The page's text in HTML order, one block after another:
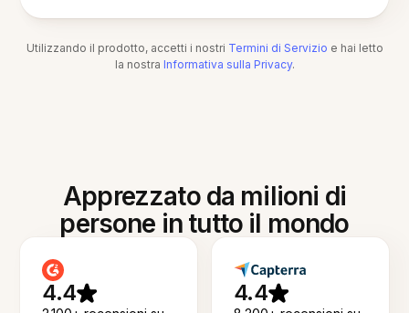
Utilizzando il prodotto, accetti i nostri Termini di Servizio e hai letto
la nostra Informativa sulla Privacy.
Apprezzato da milioni di
persone in tutto il mondo
4.4 4.4